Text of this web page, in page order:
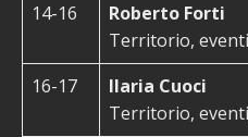
14-16
Roberto Forti
Territorio,
16-17
Ilaria Cuoci
Territorio,